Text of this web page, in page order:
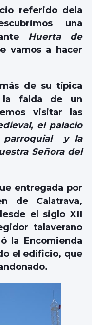
referido dela
una
Huerta de
vamos a hacer
de su típica
la falda de un
visitar las
el palacio
parroquial y la
Señora del
por
de Calatrava,
el siglo XII
talaverano
la Encomienda
el edificio, que